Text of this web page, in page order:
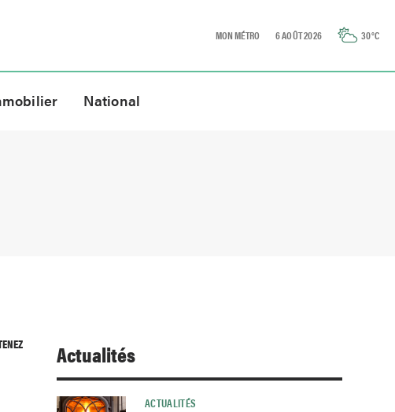
MON MÉTRO 6 AOÛT 2026 30°C
National
Actualités
ACTUALITÉS